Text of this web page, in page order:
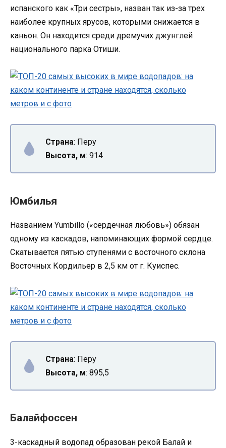
испанского как «Три сестры», назван так из-за трех
наиболее крупных ярусов, которыми снижается в
каньон. Он находится среди дремучих джунглей
национального парка Отиши.
Страна: Перу
Высота, м: 914
Юмбилья
Названием Yumbillo («сердечная любовь») обязан
одному из каскадов, напоминающих формой сердце.
Скатывается пятью ступенями с восточного склона
Восточных Кордильер в 2,5 км от г. Куиспес.
Страна: Перу
Высота, м: 895,5
Балайфоссен
3-каскадный водопад образован рекой Балай и